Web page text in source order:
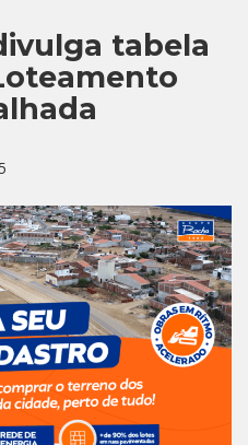
tabela